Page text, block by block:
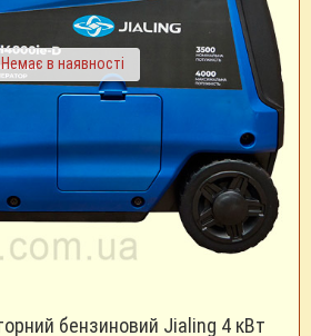
Немає в наявності
бензиновий Jialing 4 кВт